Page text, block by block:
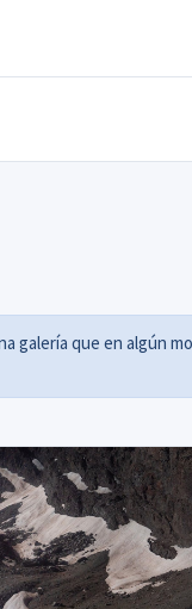
galería que en algún